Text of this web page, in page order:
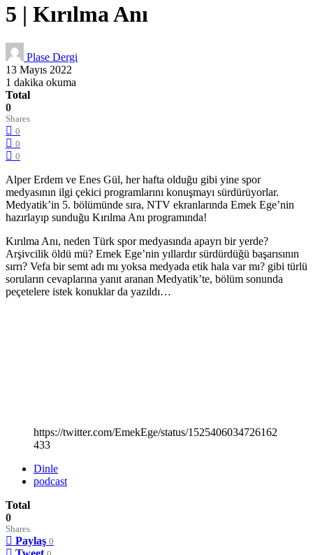
5 | Kırılma Anı
Plase Dergi
13 Mayıs 2022
1 dakika okuma
Total
0
Shares
0
0
0
Alper Erdem ve Enes Gül, her hafta olduğu gibi yine spor
medyasının ilgi çekici programlarını konuşmayı sürdürüyorlar.
Medyatik’in 5. bölümünde sıra, NTV ekranlarında Emek Ege’nin
hazırlayıp sunduğu Kırılma Anı programında!
Kırılma Anı, neden Türk spor medyasında apayrı bir yerde?
Arşivcilik öldü mü? Emek Ege’nin yıllardır sürdürdüğü başarısının
sırrı? Vefa bir semt adı mı yoksa medyada etik hala var mı? gibi türlü
soruların cevaplarına yanıt aranan Medyatik’te, bölüm sonunda
peçetelere istek konuklar da yazıldı…
https://twitter.com/EmekEge/status/1525406034726162
433
Dinle
podcast
Total
0
Shares
Paylaş 0